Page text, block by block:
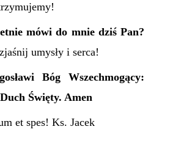
mówi do mnie dziś Pan?
umysły i serca!
Bóg Wszechmogący:
Święty. Amen
et spes! Ks. Jacek